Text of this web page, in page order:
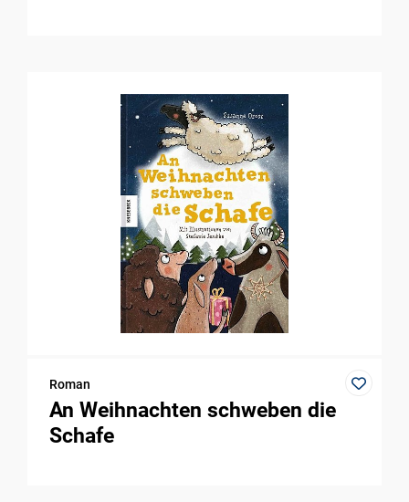
Roman
An Weihnachten schweben die
Schafe